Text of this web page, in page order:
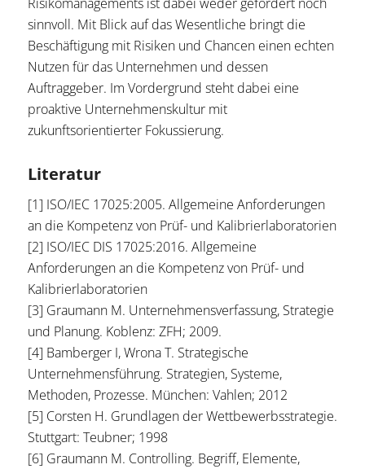
sinnvoll. Mit Blick auf das Wesentliche bringt die
Beschäftigung mit Risiken und Chancen einen echten
Nutzen für das Unternehmen und dessen
Auftraggeber. Im Vordergrund steht dabei eine
proaktive Unternehmenskultur mit
zukunftsorientierter Fokussierung.
Literatur
[1] ISO/IEC 17025:2005. Allgemeine Anforderungen
an die Kompetenz von Prüf- und Kalibrierlaboratorien
[2] ISO/IEC DIS 17025:2016. Allgemeine
Anforderungen an die Kompetenz von Prüf- und
Kalibrierlaboratorien
[3] Graumann M. Unternehmensverfassung, Strategie
und Planung. Koblenz: ZFH; 2009.
[4] Bamberger I, Wrona T. Strategische
Unternehmensführung. Strategien, Systeme,
Methoden, Prozesse. München: Vahlen; 2012
[5] Corsten H. Grundlagen der Wettbewerbsstrategie.
Stuttgart: Teubner; 1998
[6] Graumann M. Controlling. Begriff, Elemente,